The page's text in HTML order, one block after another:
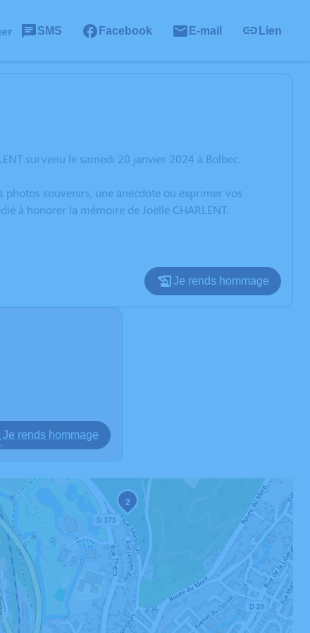
SMS Facebook E-mail Lien
survenu le samedi 20 janvier 2024 à Bolbec.
souvenirs, une anecdote ou exprimer vos
à honorer la mémoire de Joëlle CHARLENT.
Je rends hommage
Je rends hommage
2